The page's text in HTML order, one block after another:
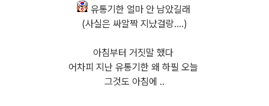
유통기한 얼마 안 남았길래
(사실은 싸알짝 지났걸랑....)
아침부터 거짓말 했다
어차피 지난 유통기한 왜 하필 오늘
그것도 아침에 ..